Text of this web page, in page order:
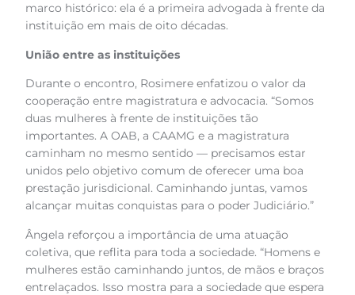
marco histórico: ela é a primeira advogada à frente da
instituição em mais de oito décadas.
União entre as instituições
Durante o encontro, Rosimere enfatizou o valor da
cooperação entre magistratura e advocacia. “Somos
duas mulheres à frente de instituições tão
importantes. A OAB, a CAAMG e a magistratura
caminham no mesmo sentido — precisamos estar
unidos pelo objetivo comum de oferecer uma boa
prestação jurisdicional. Caminhando juntas, vamos
alcançar muitas conquistas para o poder Judiciário.”
Ângela reforçou a importância de uma atuação
coletiva, que reflita para toda a sociedade. “Homens e
mulheres estão caminhando juntos, de mãos e braços
entrelaçados. Isso mostra para a sociedade que espera